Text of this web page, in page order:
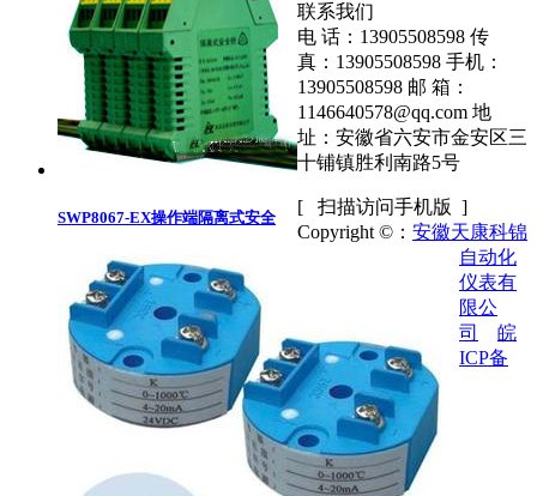
SWP8067-EX操作端隔离式安全
联系我们
电 话：13905508598 传
真：13905508598 手机：
13905508598 邮 箱：
1146640578@qq.com 地
址：安徽省六安市金安区三
十铺镇胜利南路5号
[ 扫描访问手机版 ]
Copyright ©： 安徽天康科锦
自动化
仪表有
限公
司
皖
ICP备